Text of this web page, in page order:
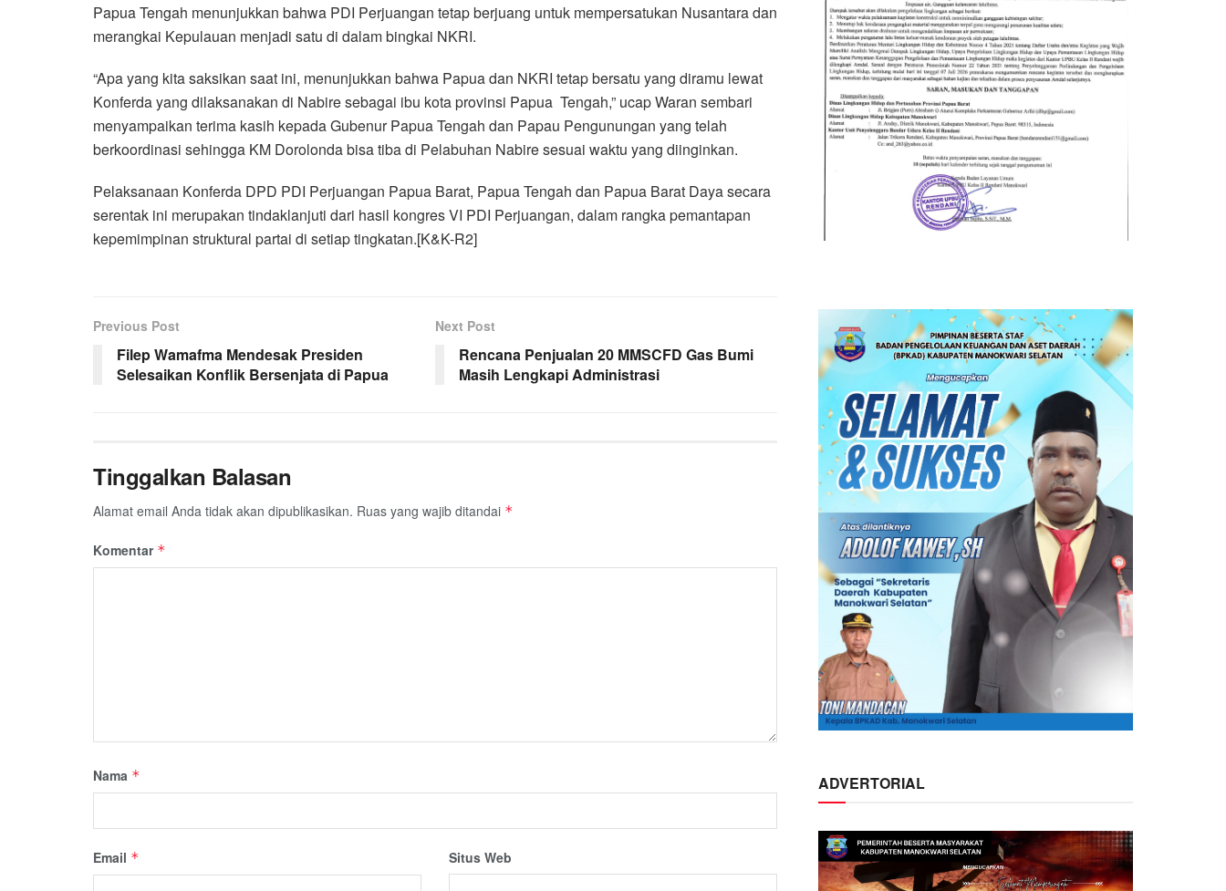
Papua Tengah menunjukkan bahwa PDI Perjuangan tetap berjuang untuk mempersatukan Nusantara dan
merangkai Kepulauan menjadi satu di dalam bingkai NKRI.
“Apa yang kita saksikan saat ini, menunjukkan bahwa Papua dan NKRI tetap bersatu yang diramu lewat
Konferda yang dilaksanakan di Nabire sebagai ibu kota provinsi Papua Tengah,” ucap Waran sembari
menyampaikan terima kasih kepada Gubenur Papua Tengah dan Papau Pengunungan yang telah
berkoordinasi sehingga KM Dorolonda bisa tiba di Pelabuhan Nabire sesuai waktu yang diinginkan.
Pelaksanaan Konferda DPD PDI Perjuangan Papua Barat, Papua Tengah dan Papua Barat Daya secara
serentak ini merupakan tindaklanjuti dari hasil kongres VI PDI Perjuangan, dalam rangka pemantapan
kepemimpinan struktural partai di setiap tingkatan.[K&K-R2]
Previous Post
Filep Wamafma Mendesak Presiden
Selesaikan Konflik Bersenjata di Papua
Next Post
Rencana Penjualan 20 MMSCFD Gas Bumi
Masih Lengkapi Administrasi
Tinggalkan Balasan
Alamat email Anda tidak akan dipublikasikan. Ruas yang wajib ditandai *
Komentar *
Nama *
Email * Situs Web
ADVERTORIAL